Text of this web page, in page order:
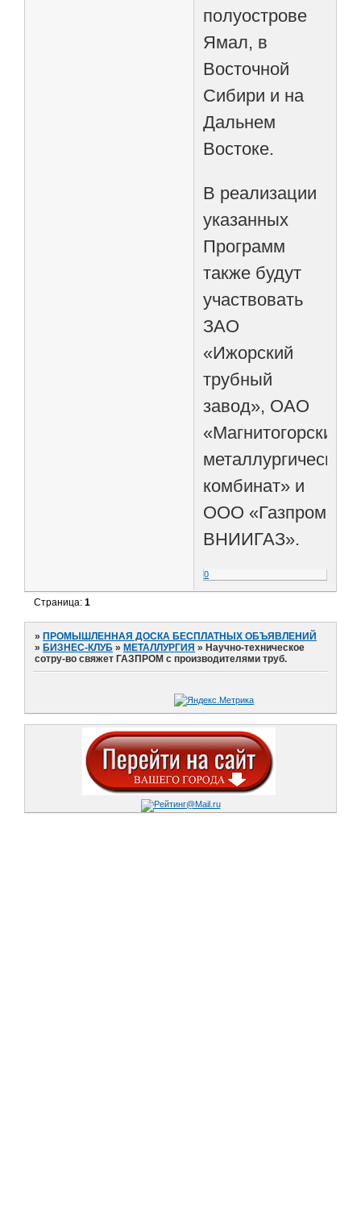
полуострове
Ямал, в
Восточной
Сибири и на
Дальнем
Востоке.
В реализации
указанных
Программ
также будут
участвовать
ЗАО
«Ижорский
трубный
завод», ОАО
«Магнитогорский
металлургический
комбинат» и
ООО «Газпром
ВНИИГАЗ».
0
Страница:1
» ПРОМЫШЛЕННАЯ ДОСКА БЕСПЛАТНЫХ ОБЪЯВЛЕНИЙ
» БИЗНЕС-КЛУБ » МЕТАЛЛУРГИЯ » Научно-техническое
сотру-во свяжет ГАЗПРОМ с производителями труб.